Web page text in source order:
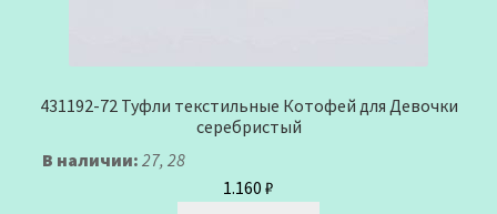
431192-72 Туфли текстильные Котофей для Девочки
серебристый
В наличии: 27, 28
1.160 ₽